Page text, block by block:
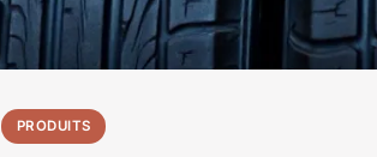
PRODUITS